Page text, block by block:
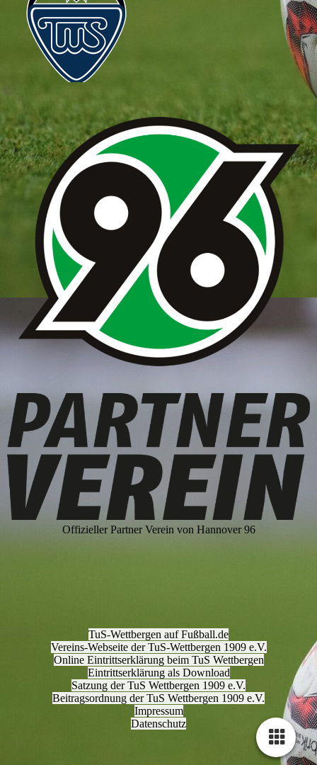
Offizieller Partner Verein von Hannover 96
TuS-Wettbergen auf Fußball.de
Vereins-Webseite der TuS-Wettbergen 1909 e.V.
Online Eintrittserklärung beim TuS Wettbergen
Eintrittserklärung als Download
Satzung der TuS Wettbergen 1909 e.V.
Beitragsordnung der TuS Wettbergen 1909 e.V.
Impressum
Datenschutz